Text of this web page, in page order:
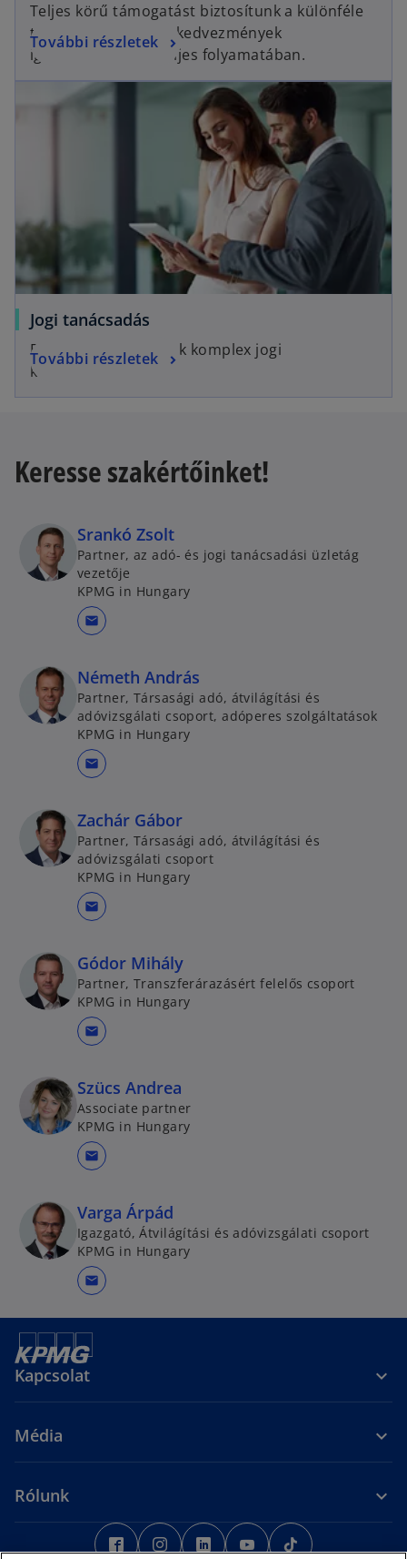
Teljes körű támogatást biztosítunk a különféle
támogatások és adókedvezmények
igénybevételének teljes folyamatában.
További részletek
Jogi tanácsadás
Egyszerű megoldások komplex jogi
kérdésekben.
További részletek
Keresse szakértőinket!
Srankó Zsolt
Partner, az adó- és jogi tanácsadási üzletág
vezetője
KPMG in Hungary
mail
Németh András
Partner, Társasági adó, átvilágítási és
adóvizsgálati csoport, adóperes szolgáltatások
KPMG in Hungary
mail
Zachár Gábor
Partner, Társasági adó, átvilágítási és
adóvizsgálati csoport
KPMG in Hungary
mail
Gódor Mihály
Partner, Transzferárazásért felelős csoport
KPMG in Hungary
mail
Szücs Andrea
Associate partner
KPMG in Hungary
mail
Varga Árpád
Igazgató, Átvilágítási és adóvizsgálati csoport
KPMG in Hungary
mail
Kapcsolat
Média
Rólunk
o
p
o
p
o
p
o
p
p